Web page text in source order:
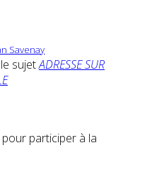
Savenay
sujetADRESSE SUR
pour participer à la